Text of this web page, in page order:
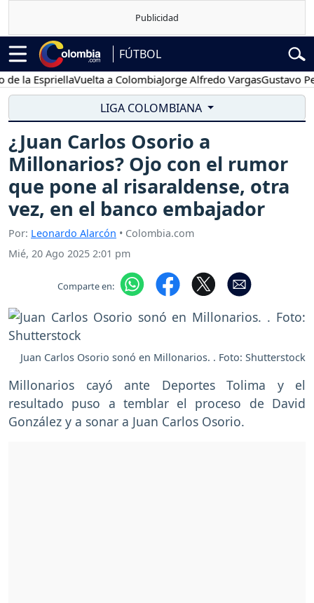
FÚTBOL
EspriellaVuelta a ColombiaJorge Alfredo VargasGustavo Petro
LIGA COLOMBIANA
¿Juan Carlos Osorio a
Millonarios? Ojo con el rumor
que pone al risaraldense, otra
vez, en el banco embajador
Por: Leonardo Alarcón • Colombia.com
Mié, 20 Ago 2025 2:01 pm
Comparte en:
Juan Carlos Osorio sonó en Millonarios. . Foto: Shutterstock
Millonarios cayó ante Deportes Tolima y el
resultado puso a temblar el proceso de David
González y a sonar a Juan Carlos Osorio.